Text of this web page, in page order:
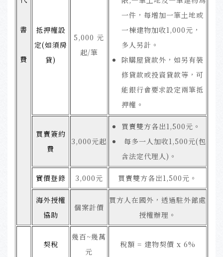
書
費
抵押權設
定(如須房
貸)
5,000 元
起/筆
一件，每增加一筆土地或
一棟建物加收1,000元，
多人另計。
除購屋貸款外，如另有裝
修貸款或投資貸款等，可
能銀行會要求設定兩筆抵
押權。
買賣簽約
費
3,000元起
買賣雙方各出1,500元。
每多一人加收1,500元(包
含法定代理人)。
實價登錄 3,000元 買賣雙方各出1,500元。
海外授權
協助
個案計價
買方人在國外，透過駐外館處
授權辦理。
契稅
幾百~幾萬
元
稅額 = 建物契價 x 6%